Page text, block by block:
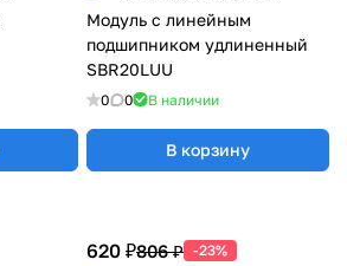
Модуль с линейным
подшипником удлиненный
SBR20LUU
0 0 В наличии
В корзину
620 ₽806 ₽ -23%